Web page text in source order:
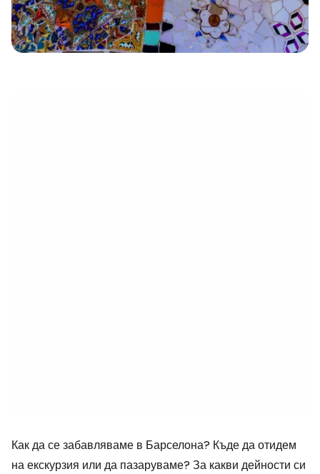
Как да се забавляваме в Барселона? Къде да отидем
на екскурзия или да пазаруваме? За какви дейности си